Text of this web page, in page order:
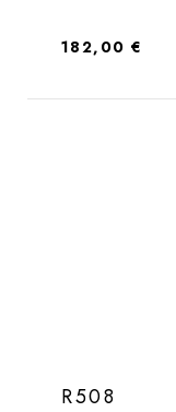
Regulärer Preis:
182,00 €
R508